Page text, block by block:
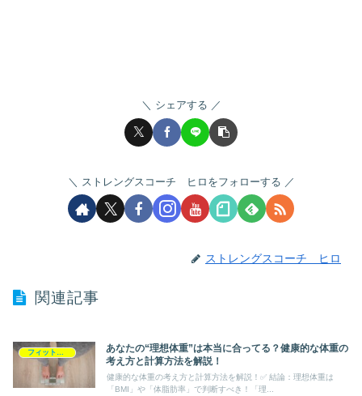
シェアする
ストレングスコーチ ヒロをフォローする
ストレングスコーチ ヒロ
関連記事
フィットネステスト
あなたの“理想体重”は本当に合ってる？健康的な体重の
考え方と計算方法を解説！
健康的な体重の考え方と計算方法を解説！✅ 結論：理想体重は
「BMI」や「体脂肪率」で判断すべき！「理...